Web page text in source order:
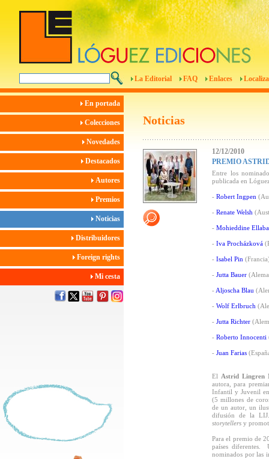
La Editorial FAQ Enlaces
En portada
Colecciones
Novedades
Destacados
Autores
Premios
Noticias
Distribuidores
Foreign rights
Mi cesta
Noticias
12/12/2010
PREMIO
Entre los
publicada en
- Robert Ingpen
- Renate Welsh
- Mohieddine
- Iva Procházková
- Isabel Pin
- Jutta Bauer
- Aljoscha Blau
- Wolf Erlbruch
- Jutta Richter
- Roberto Innocenti
- Juan Farias
El Astrid Lingren
autora, para
Infantil y Juvenil
(5 millones de
de un autor, un
difusión de la
storytellers y
Para el premio de
países diferentes.
nominados por las